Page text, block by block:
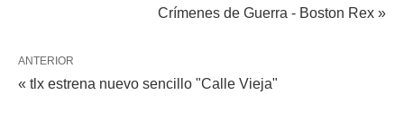
Crímenes de Guerra - Boston Rex »
ANTERIOR
« tlx estrena nuevo sencillo "Calle Vieja"